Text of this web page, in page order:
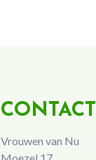
CONTACT
Vrouwen van Nu